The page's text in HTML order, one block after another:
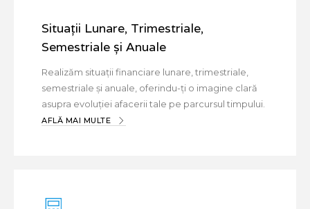
Situații Lunare, Trimestriale,
Semestriale și Anuale
Realizăm situații financiare lunare, trimestriale,
semestriale și anuale, oferindu-ți o imagine clară
asupra evoluției afacerii tale pe parcursul timpului.
AFLĂ MAI MULTE